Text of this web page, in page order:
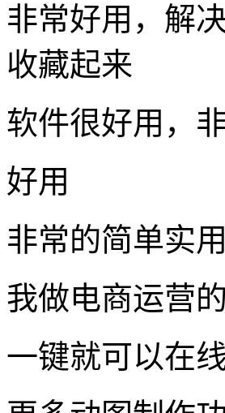
非常好用，解
收藏起来
软件很好用，
好用
非常的简单实
我做电商运营
一键就可以在